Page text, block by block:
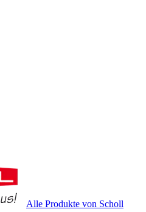
Alle Produkte von Scholl